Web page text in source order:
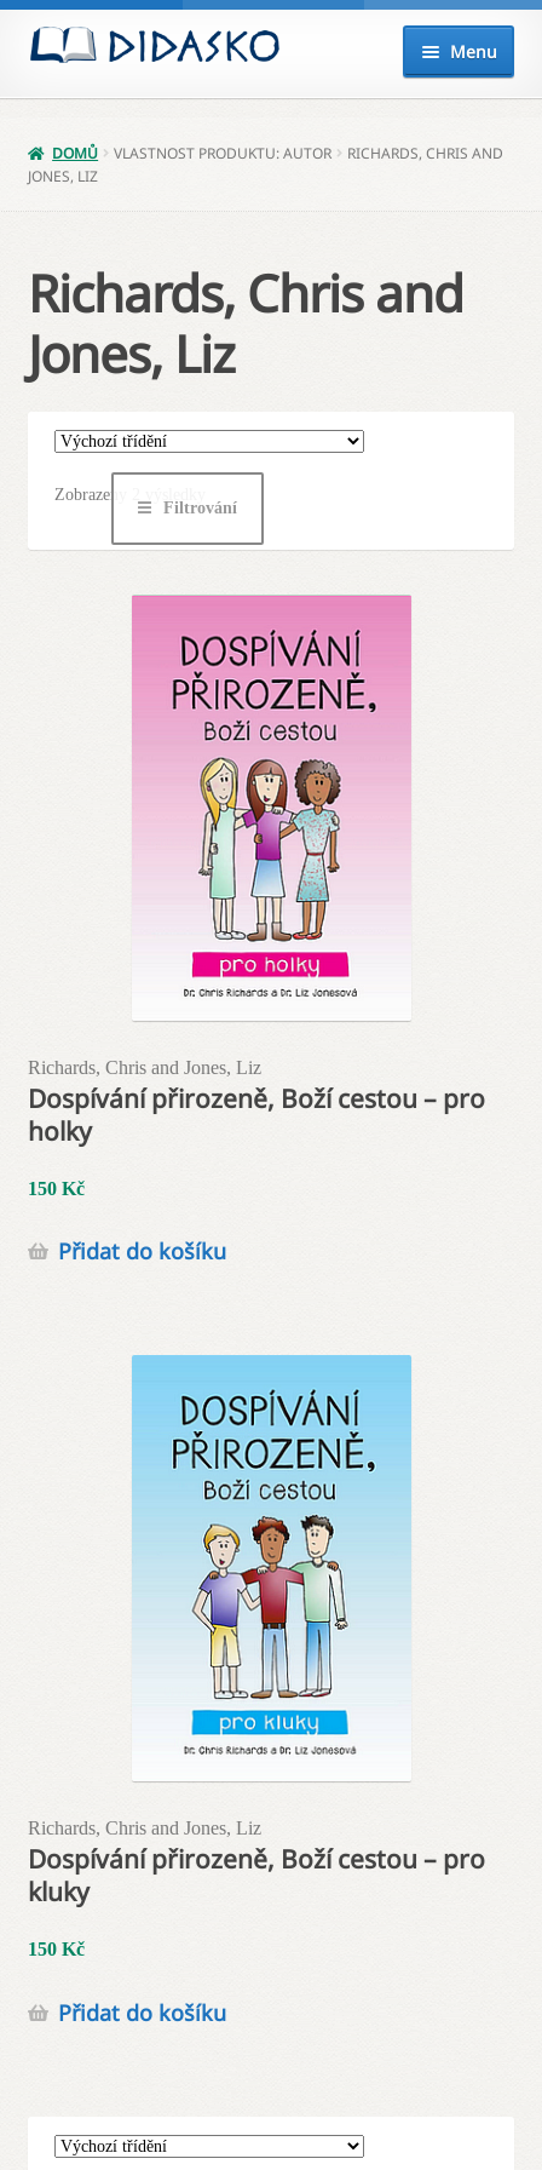
Přeskočit
navigaci
Přejít
obsahu
Menu
Expand
menu
Akce
Audio
Balíčky
Poukazy
Můj účet
Blog
DOMŮ VLASTNOST PRODUKTU: AUTOR
RICHARDS, CHRIS AND
JONES, LIZ
Richards, Chris and
Jones, Liz
Zobrazeny 2 výsledky
Richards, Chris and Jones, Liz
Dospívání přirozeně, Boží cestou – pro
holky
150 Kč
Přidat do košíku
Richards, Chris and Jones, Liz
Dospívání přirozeně, Boží cestou – pro
kluky
150 Kč
Přidat do košíku
Filtrování